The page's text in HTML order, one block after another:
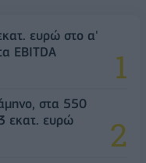
ευρώ στο α'
EBITDA
στα 550
εκατ. ευρώ